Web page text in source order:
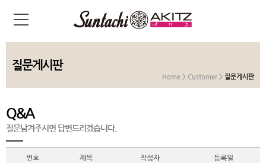
질문게시판
Home > Customer > 질문게시판
Q&A
질문남겨주시면 답변드리겠습니다.
번호 제목 작성자 등록일